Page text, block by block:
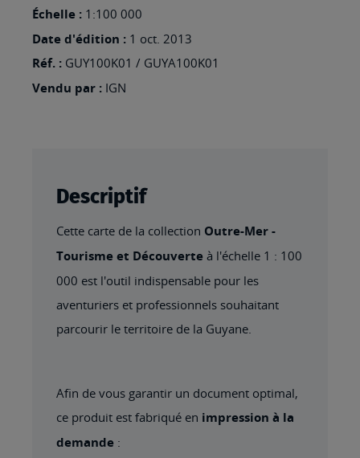
Échelle : 1:100 000
Date d'édition : 1 oct. 2013
Réf. : GUY100K01 / GUYA100K01
Vendu par : IGN
Descriptif
Cette carte de la collection Outre-Mer -
Tourisme et Découverte à l'échelle 1 : 100
000 est l'outil indispensable pour les
aventuriers et professionnels souhaitant
parcourir le territoire de la Guyane.
Afin de vous garantir un document optimal,
ce produit est fabriqué en impression à la
demande :